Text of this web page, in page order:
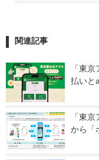
関連記事
「東
払いと
「東
から「